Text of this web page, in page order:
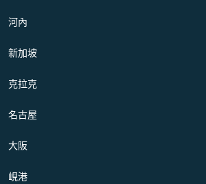
河內
新加坡
克拉克
名古屋
大阪
峴港